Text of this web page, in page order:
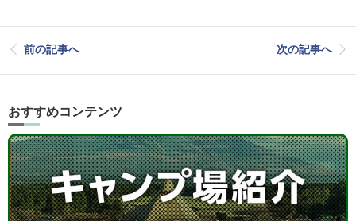
前の記事へ 次の記事へ
おすすめコンテンツ